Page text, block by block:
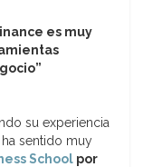
es muy
su experiencia
sentido muy
School por